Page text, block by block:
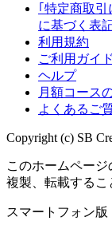
｢特定商取引
に基づく表
利用規約
ご利用ガイド
ヘルプ
月額コース
よくあるご
Copyright (c) SB
このホームペー
複製、転載するこ
スマートフォン版 |